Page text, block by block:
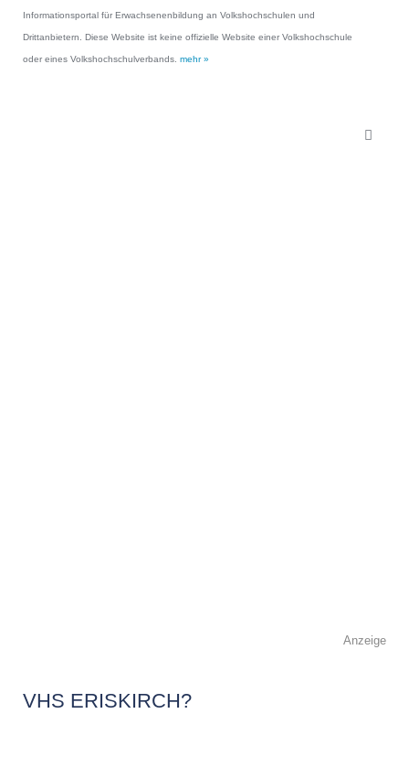
Informationsportal für Erwachsenenbildung an Volkshochschulen und
Drittanbietern. Diese Website ist keine offizielle Website einer Volkshochschule
oder eines Volkshochschulverbands. mehr »
Anzeige
VHS ERISKIRCH?